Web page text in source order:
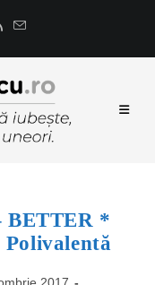
BETTER *
Polivalentă